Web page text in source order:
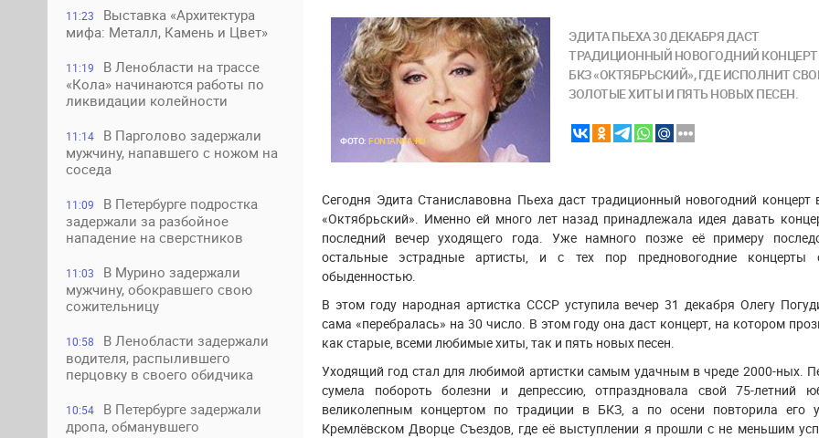
11:23
Выставка «Архитектура
мифа: Металл, Камень и Цвет»
11:19
В Ленобласти на трассе
«Кола» начинаются работы по
ликвидации колейности
11:14
В Парголово задержали
мужчину, напавшего с ножом на
соседа
11:09
В Петербурге подростка
задержали за разбойное
нападение на сверстников
11:03
В Мурино задержали
мужчину, обокравшего свою
сожительницу
10:58
В Ленобласти задержали
водителя, распылившего
перцовку в своего обидчика
10:54
В Петербурге задержали
дропа, обманувшего
ФОТО: FONTANKA.RU
ЭДИТА ПЬЕХА 30 ДЕКАБРЯ ДАСТ
ТРАДИЦИОННЫЙ НОВОГОДНИЙ КОНЦЕРТ
БКЗ «ОКТЯБРЬСКИЙ», ГДЕ ИСПОЛНИТ
ЗОЛОТЫЕ ХИТЫ И ПЯТЬ НОВЫХ ПЕСЕН.
Сегодня Эдита Станиславовна Пьеха даст традиционный новогодний концерт
«Октябрьский». Именно ей много лет назад принадлежала идея давать
последний вечер уходящего года. Уже намного позже её примеру
остальные эстрадные артисты, и с тех пор предновогодние концерты
обыденностью.
В этом году народная артистка СССР уступила вечер 31 декабря Олегу
сама «перебралась» на 30 число. В этом году она даст концерт, на котором
как старые, всеми любимые хиты, так и пять новых песен.
Уходящий год стал для любимой артистки самым удачным в чреде 2000-ных.
сумела побороть болезни и депрессию, отпраздновала свой 75-летний
великолепным концертом по традиции в БКЗ, а по осени повторила его
Кремлёвском Дворце Съездов, где её выступлении я прошли с не меньшим